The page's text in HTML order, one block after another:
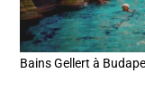
Bains Gellert à